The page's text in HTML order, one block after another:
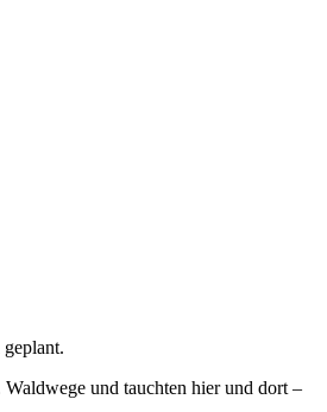
und tauchten hier und dort –